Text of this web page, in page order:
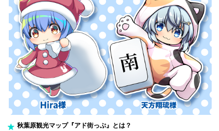
秋葉原観光マップ『アド街っぷ』とは？